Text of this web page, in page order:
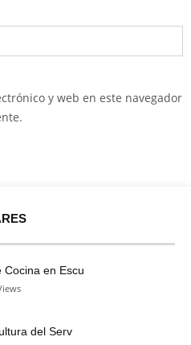
y web en este navegador
Cocina en Escu
del Serv